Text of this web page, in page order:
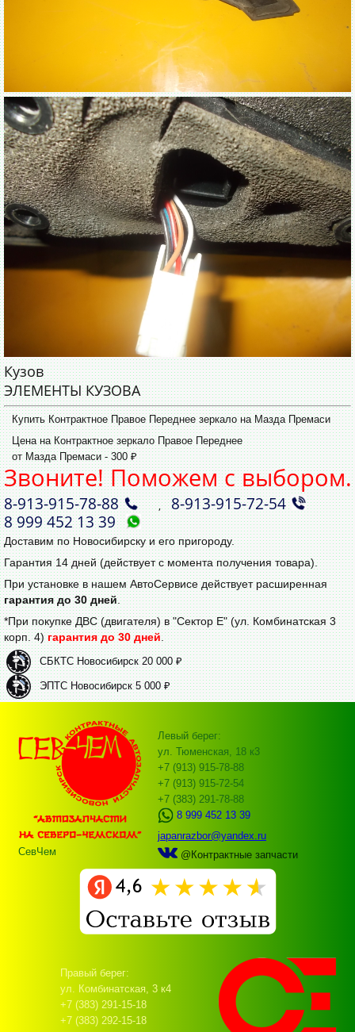
Кузов
ЭЛЕМЕНТЫ КУЗОВА
Купить Контрактное Правое Переднее зеркало на Мазда Премаси
Цена на Контрактное зеркало Правое Переднее
от Мазда Премаси - 300 ₽
Звоните! Поможем с выбором.
8‑913‑915‑78‑88 ,8‑913‑915‑72‑54
8 999 452 13 39
Доставим по Новосибирску и его пригороду.
Гарантия 14 дней (действует с момента получения товара).
При установке в нашем АвтоСервисе действует расширенная
гарантия до 30 дней.
*При покупке ДВС (двигателя) в "Сектор Е" (ул. Комбинатская 3
корп. 4)гарантия до 30 дней.
СБКТС Новосибирск 20 000 ₽
ЭПТС Новосибирск 5 000 ₽
СевЧем
Левый берег:
ул. Тюменская, 18 к3
+7 (913) 915-78-88
+7 (913) 915-72-54
+7 (383) 291-78-88
8 999 452 13 39
japanrazbor@yandex.ru
@Контрактные запчасти
Правый берег:
ул. Комбинатская, 3 к4
+7 (383) 291-15-18
+7 (383) 292-15-18